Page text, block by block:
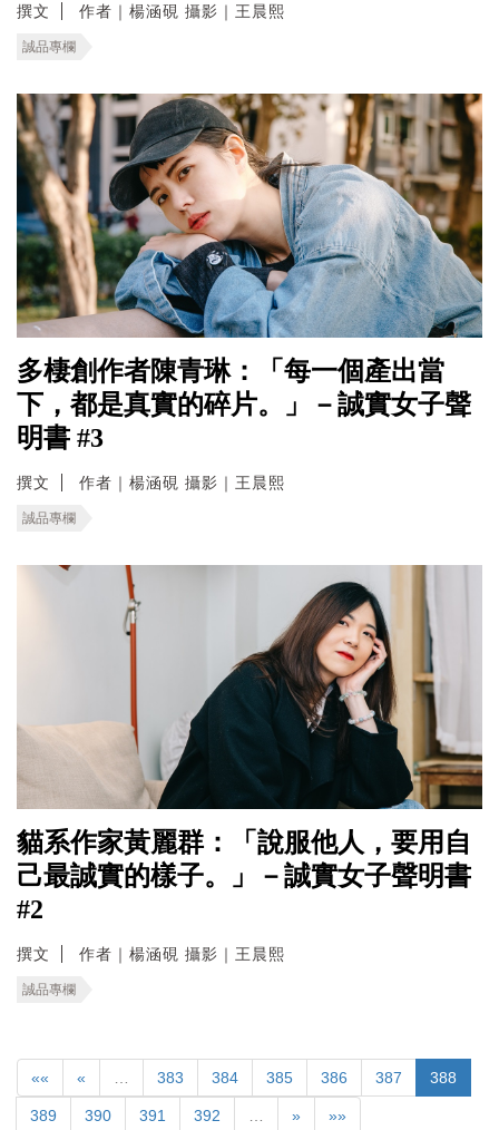
撰文 作者｜楊涵硯 攝影｜王晨熙
誠品專欄
多棲創作者陳青琳：「每一個產出當
下，都是真實的碎片。」－誠實女子聲
明書 #3
撰文 作者｜楊涵硯 攝影｜王晨熙
誠品專欄
貓系作家黃麗群：「說服他人，要用自
己最誠實的樣子。」－誠實女子聲明書
#2
撰文 作者｜楊涵硯 攝影｜王晨熙
誠品專欄
«« « 383 384 385 386 387 388
389 390 391 392 » »»